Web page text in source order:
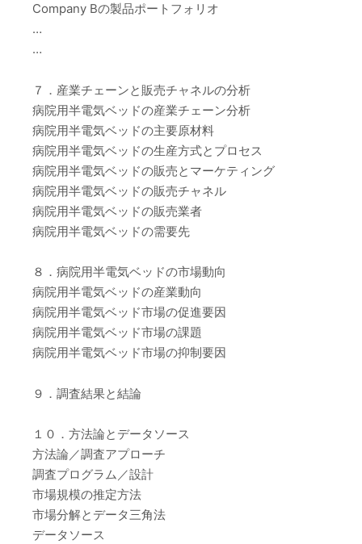
Company Bの製品ポートフォリオ
…
…
７．産業チェーンと販売チャネルの分析
病院用半電気ベッドの産業チェーン分析
病院用半電気ベッドの主要原材料
病院用半電気ベッドの生産方式とプロセス
病院用半電気ベッドの販売とマーケティング
病院用半電気ベッドの販売チャネル
病院用半電気ベッドの販売業者
病院用半電気ベッドの需要先
８．病院用半電気ベッドの市場動向
病院用半電気ベッドの産業動向
病院用半電気ベッド市場の促進要因
病院用半電気ベッド市場の課題
病院用半電気ベッド市場の抑制要因
９．調査結果と結論
１０．方法論とデータソース
方法論／調査アプローチ
調査プログラム／設計
市場規模の推定方法
市場分解とデータ三角法
データソース